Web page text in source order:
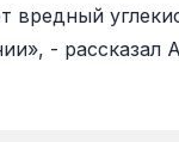
вредный
- рассказал